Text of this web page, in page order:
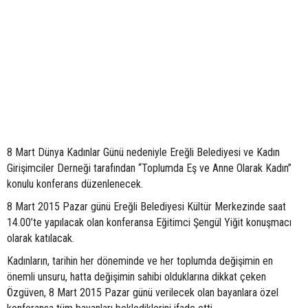
8 Mart Dünya Kadınlar Günü nedeniyle Ereğli Belediyesi ve Kadın
Girişimciler Derneği tarafından “Toplumda Eş ve Anne Olarak Kadın”
konulu konferans düzenlenecek.
8 Mart 2015 Pazar günü Ereğli Belediyesi Kültür Merkezinde saat
14.00’te yapılacak olan konferansa Eğitimci Şengül Yiğit konuşmacı
olarak katılacak.
Kadınların, tarihin her döneminde ve her toplumda değişimin en
önemli unsuru, hatta değişimin sahibi olduklarına dikkat çeken
Özgüven, 8 Mart 2015 Pazar günü verilecek olan bayanlara özel